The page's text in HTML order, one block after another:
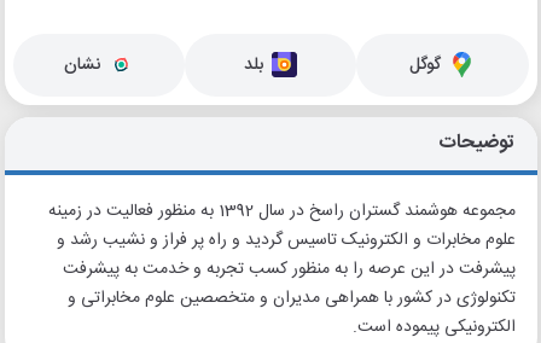
گوگل بلد نشان
توضیحات
مجموعه هوشمند گستران راسخ در سال 1392 به منظور فعالیت در زمینه
علوم مخابرات و الکترونیک تاسیس گردید و راه پر فراز و نشیب رشد و
پیشرفت در این عرصه را به منظور کسب تجربه و خدمت به پیشرفت
تکنولوژی در کشور با همراهی مدیران و متخصصین علوم مخابراتی و
الکترونیکی پیموده است.